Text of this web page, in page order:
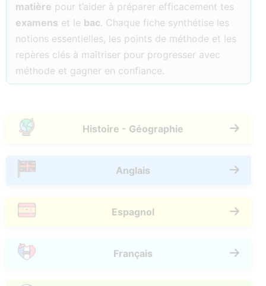
matière pour t’aider à préparer efficacement tes
examens et le bac. Chaque fiche synthétise les
notions essentielles, les points de méthode et les
repères clés à maîtriser pour progresser avec
méthode et gagner en confiance.
Histoire - Géographie
Anglais
Espagnol
Français